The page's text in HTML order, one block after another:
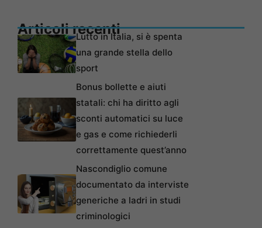
Articoli recentiLutto in Italia, si è spenta
una grande stella dello
sport
Bonus bollette e aiuti
statali: chi ha diritto agli
sconti automatici su luce
e gas e come richiederli
correttamente quest’anno
Nascondiglio comune
documentato da interviste
generiche a ladri in studi
criminologici